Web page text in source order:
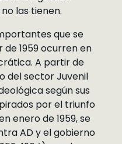
las tienen.
que se
1959 ocurren en
A partir de
del sector Juvenil
según sus
por el triunfo
enero de 1959, se
AD y el gobierno